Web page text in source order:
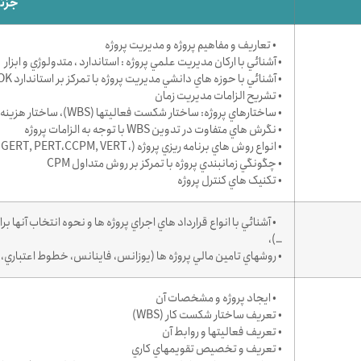
• تعاريف و مفاهيم پروژه و مديريت پروژه
• آشنائي با ارکان مديريت علمي پروژه : استاندارد ، متدولوژي و ابزار
• آشنائي با حوزه هاي دانشي مديريت پروژه با تمرکز بر استاندارد PMBOK
• تشريح الزامات مديريت زمان
• ساختارهاي پروژه: ساختار شکست فعاليتها (WBS)، ساختار هزينه پروژه (CBS) ساختار سازماني (OBS)
• نگرش هاي متفاوت در تدوين WBS با توجه به الزامات پروژه
• انواع روش هاي برنامه ريزي پروژه (، CPM، GERT, PERT،CCPM, VERT)
• چگونگي زمانبندي پروژه با تمرکز بر روش متداول CPM
• تکنيک هاي کنترل پروژه
…)،
• روشهاي تامين مالي پروژه ها (يوزانس، فاينانس، خطوط
• ايجاد پروژه و مشخصات آن
• تعريف ساختار شكست كار (WBS)
• تعريف فعاليتها و روابط آن
• تعريف و تخصيص تقويمهاي كاري